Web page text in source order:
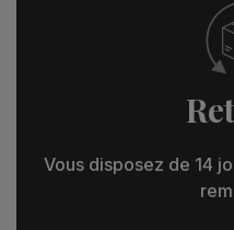
Vous disposez de 14